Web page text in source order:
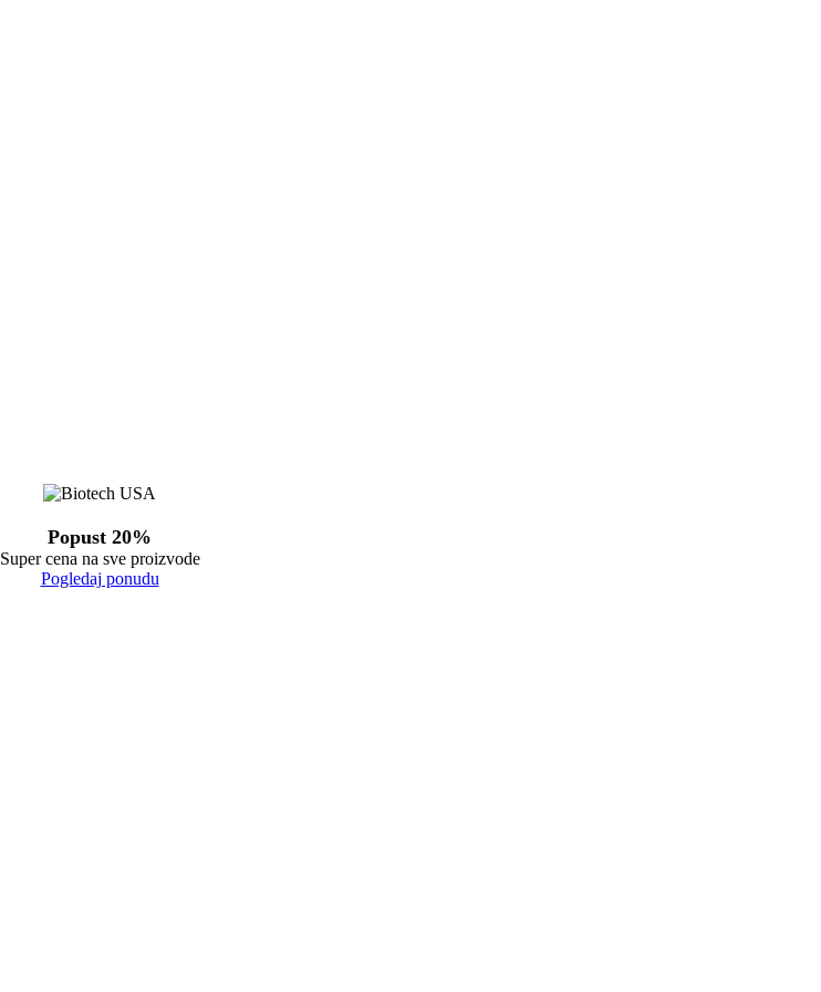
Popust 20%
Super cena na sve proizvode
Pogledaj ponudu